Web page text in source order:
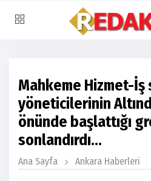
Mahkeme Hizmet-İş
yöneticilerinin
önünde başlattığı
sonlandırdı…
Ana Sayfa Ankara Haberleri